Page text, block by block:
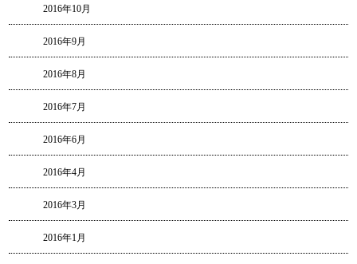
2016年10月
2016年9月
2016年8月
2016年7月
2016年6月
2016年4月
2016年3月
2016年1月